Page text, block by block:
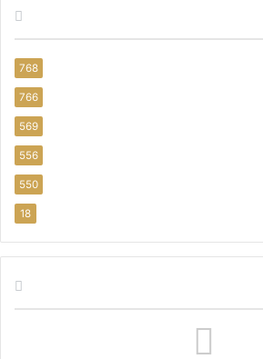
768
766
569
556
550
18